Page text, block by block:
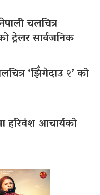
चलचित्र
ट्रेलर सार्वजनिक
‘झिँगेदाउ २’ को
हरिवंश आचार्यको